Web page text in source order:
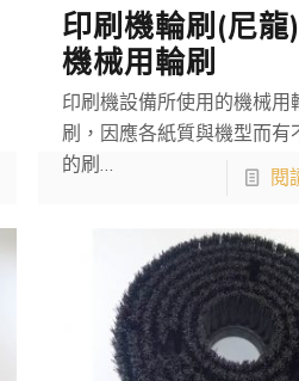
印刷機輪刷(尼龍
機械用輪刷
印刷機設備所使用的機械用
刷，因應各紙質與機型而有
的刷…
閱